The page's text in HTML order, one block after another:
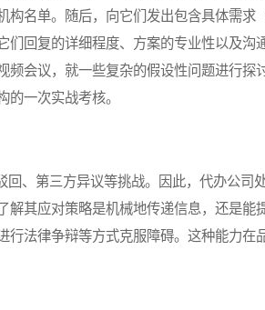
名单。随后，向它们发出包含具体需求
们回复的详细程度、方案的专业性以及沟
频会议，就一些复杂的假设性问题进行探
一次实战考核。
、第三方异议等挑战。因此，代办公司
解其应对策略是机械地传递信息，还是能
行法律争辩等方式克服障碍。这种能力在